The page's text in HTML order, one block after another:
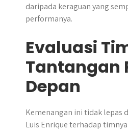
daripada keraguan yang
performanya.
Evaluasi
Tantangan
Depan
Kemenangan ini tidak lepas
Luis Enrique terhadap